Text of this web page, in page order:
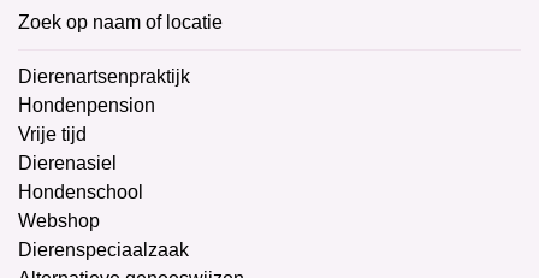
Zoek op naam of locatie
Dierenartsenpraktijk
Hondenpension
Vrije tijd
Dierenasiel
Hondenschool
Webshop
Dierenspeciaalzaak